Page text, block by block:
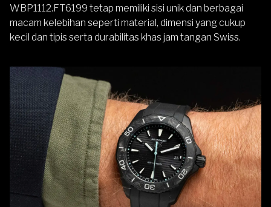
WBP1112.FT6199 tetap memiliki sisi unik dan berbagai
macam kelebihan seperti material, dimensi yang cukup
kecil dan tipis serta durabilitas khas jam tangan Swiss.